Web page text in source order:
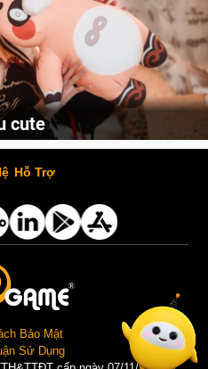
cute
Cùng thưởng thức những hình ảnh cosplay Xiangling trong Genshin Impact siêu dễ thương của người dùng Weibo "阿包也是兔娘"
Hỗ Trợ
Bảo Mật
Sử Dụng